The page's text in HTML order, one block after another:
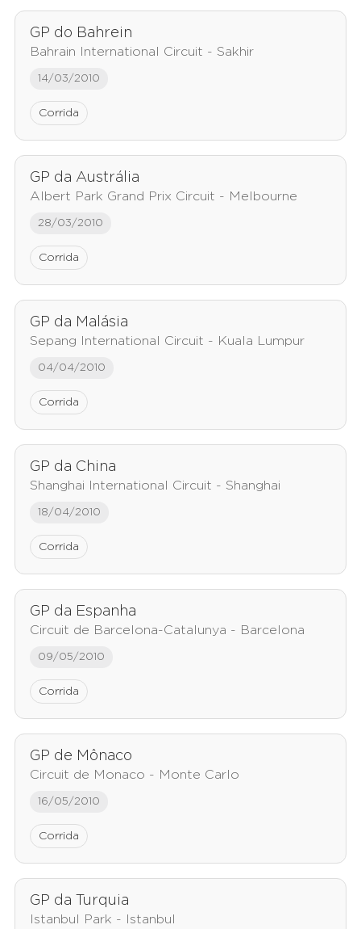
GP do Bahrein
Bahrain International Circuit - Sakhir
14/03/2010
Corrida
GP da Austrália
Albert Park Grand Prix Circuit - Melbourne
28/03/2010
Corrida
GP da Malásia
Sepang International Circuit - Kuala Lumpur
04/04/2010
Corrida
GP da China
Shanghai International Circuit - Shanghai
18/04/2010
Corrida
GP da Espanha
Circuit de Barcelona-Catalunya - Barcelona
09/05/2010
Corrida
GP de Mônaco
Circuit de Monaco - Monte Carlo
16/05/2010
Corrida
GP da Turquia
Istanbul Park - Istanbul